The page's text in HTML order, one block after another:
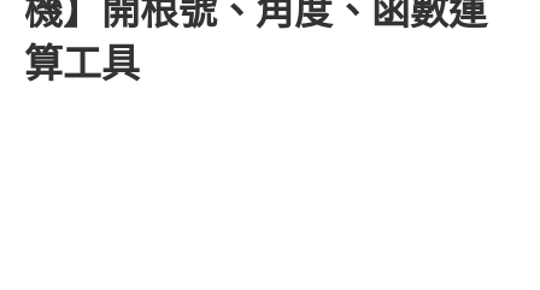
機】開根號、角度、函數運
算工具